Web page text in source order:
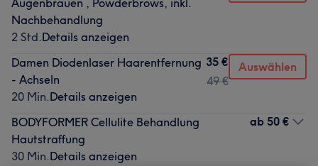
Augenbrauen , Powderbrows, inkl.
Nachbehandlung
2 Std.Details anzeigen
Damen Diodenlaser Haarentfernung
- Achseln
20 Min.Details anzeigen
35 €
49 €
Auswählen
BODYFORMER Cellulite Behandlung
Hautstraffung
30 Min.Details anzeigen
ab 50 €